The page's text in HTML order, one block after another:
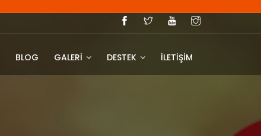
BLOG GALERİ DESTEK İLETİŞİM